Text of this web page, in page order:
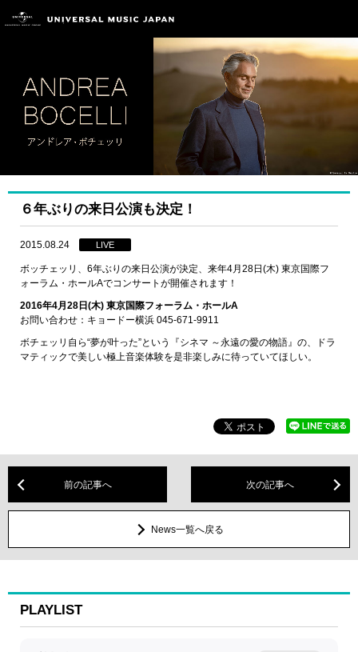
６年ぶりの来日公演も決定！
2015.08.24 LIVE
ボッチェッリ、6年ぶりの来日公演が決定、来年4月28日(木) 東京国際フ
ォーラム・ホールAでコンサートが開催されます！
2016年4月28日(木) 東京国際フォーラム・ホールA
お問い合わせ：キョードー横浜 045-671-9911
ボチェッリ自ら“夢が叶った”という『シネマ ～永遠の愛の物語』の、ドラ
マティックで美しい極上音楽体験を是非楽しみに待っていてほしい。
前の記事へ 次の記事へ
News一覧へ戻る
PLAYLIST